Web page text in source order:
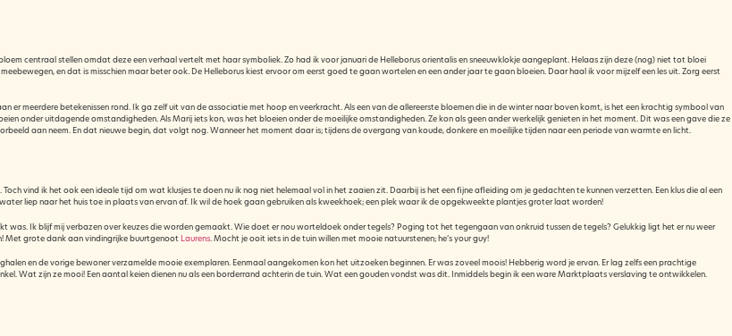
centraal stellen omdat deze een verhaal vertelt met haar symboliek. Zo had ik voor januari de Helleborus orientalis en sneeuwklokje aangeplant. Helaas zijn deze (nog) niet tot bloei
en dat is misschien maar beter ook. De Helleborus kiest ervoor om eerst goed te gaan wortelen en een ander jaar te gaan bloeien. Daar haal ik voor mijzelf een les uit. Zorg eerst
meerdere betekenissen rond. Ik ga zelf uit van de associatie met hoop en veerkracht. Als een van de allereerste bloemen die in de winter naar boven komt, is het een krachtig symbool van
onder uitdagende omstandigheden. Als Marij iets kon, was het bloeien onder de moeilijke omstandigheden. Ze kon als geen ander werkelijk genieten in het moment. Dit was een gave die ze
aan neem. En dat nieuwe begin, dat volgt nog. Wanneer het moment daar is; tijdens de overgang van koude, donkere en moeilijke tijden naar een periode van warmte en licht.
vind ik het ook een ideale tijd om wat klusjes te doen nu ik nog niet helemaal vol in het zaaien zit. Daarbij is het een fijne afleiding om je gedachten te kunnen verzetten. Een klus die al een
liep naar het huis toe in plaats van ervan af. Ik wil de hoek gaan gebruiken als kweekhoek; een plek waar ik de opgekweekte plantjes groter laat worden!
Ik blijf mij verbazen over keuzes die worden gemaakt. Wie doet er nou worteldoek onder tegels? Poging tot het tegengaan van onkruid tussen de tegels? Gelukkig ligt het er nu weer
Met grote dank aan vindingrijke buurtgenoot Laurens. Mocht je ooit iets in de tuin willen met mooie natuurstenen; he’s your guy!
en de vorige bewoner verzamelde mooie exemplaren. Eenmaal aangekomen kon het uitzoeken beginnen. Er was zoveel moois! Hebberig word je ervan. Er lag zelfs een prachtige
Wat zijn ze mooi! Een aantal keien dienen nu als een borderrand achterin de tuin. Wat een gouden vondst was dit. Inmiddels begin ik een ware Marktplaats verslaving te ontwikkelen.